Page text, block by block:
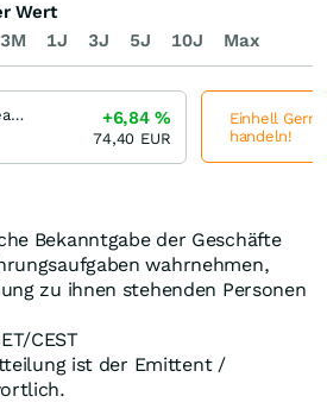
Bekanntgabe der Geschäfte
wahrnehmen,
zu ihnen stehenden Personen
CEST
ist der Emittent /
3M 1J 3J 5J 10J Max
Wert
Einhell Germany Pref Bearer
+6,84%
74,40 EUR
Einhell
handeln!